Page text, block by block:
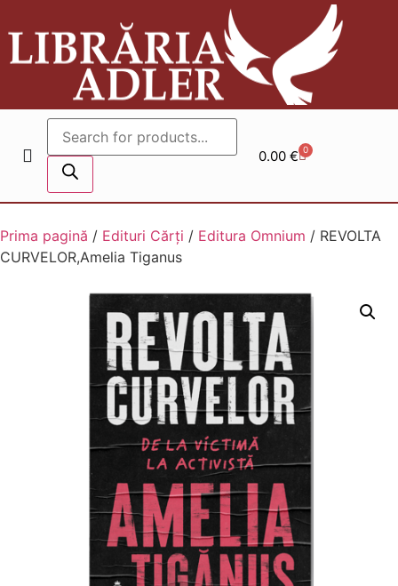
0.00 € 0
Prima pagină / Edituri Cărți / Editura Omnium / REVOLTA
CURVELOR,Amelia Tiganus